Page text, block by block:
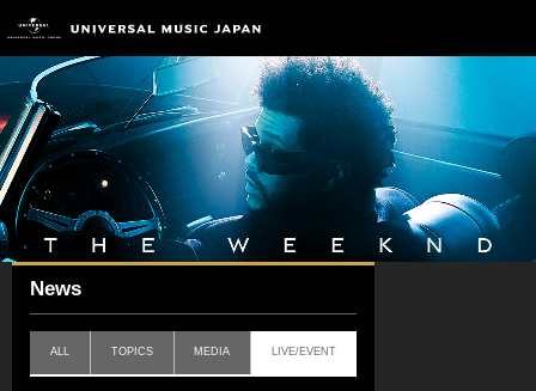
News
ALL TOPICS MEDIA LIVE/EVENT